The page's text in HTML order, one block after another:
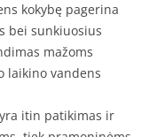
kokybę pagerina
bei sunkiuosius
mažoms
laikino vandens
itin patikimas ir